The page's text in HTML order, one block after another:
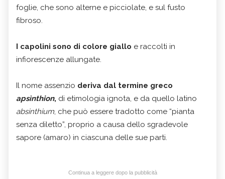
foglie, che sono alterne e picciolate, e sul fusto
fibroso.
I capolini sono di colore giallo e raccolti in
infiorescenze allungate.
Il nome assenzio deriva dal termine greco
apsìnthion, di etimologia ignota, e da quello latino
absinthium, che può essere tradotto come “pianta
senza diletto”, proprio a causa dello sgradevole
sapore (amaro) in ciascuna delle sue parti.
Continua a leggere dopo la pubblicità